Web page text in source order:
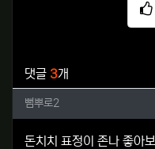
댓글 3개
뻠뿌로2님의 댓
뻠뿌로2
돈치치 표정이 존나 좋아